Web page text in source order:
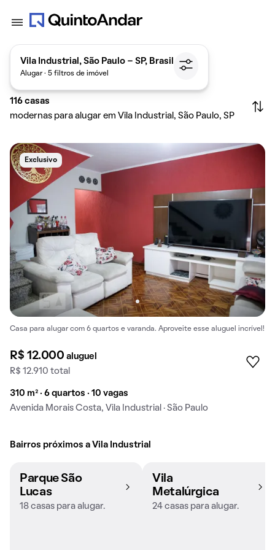
Vila Industrial, São Paulo - SP, Brasil
Alugar · 5 filtros de imóvel
116 casas
modernas para alugar em Vila Industrial, São Paulo, SP
Exclusivo
Casa para alugar com 6 quartos e varanda. Aproveite esse aluguel incrível!
R$ 12.000aluguel
R$ 12.910 total
310 m² · 6 quartos · 10 vagas
Avenida Morais Costa, Vila Industrial · São Paulo
Bairros próximos a Vila Industrial
Parque São
Lucas
18 casas para alugar.
Vila
Metalúrgica
24 casas para alugar.